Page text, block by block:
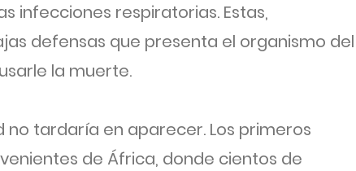
infecciones respiratorias. Estas,
defensas que presenta el organismo del
la muerte.
tardaría en aparecer. Los primeros
de África, donde cientos de